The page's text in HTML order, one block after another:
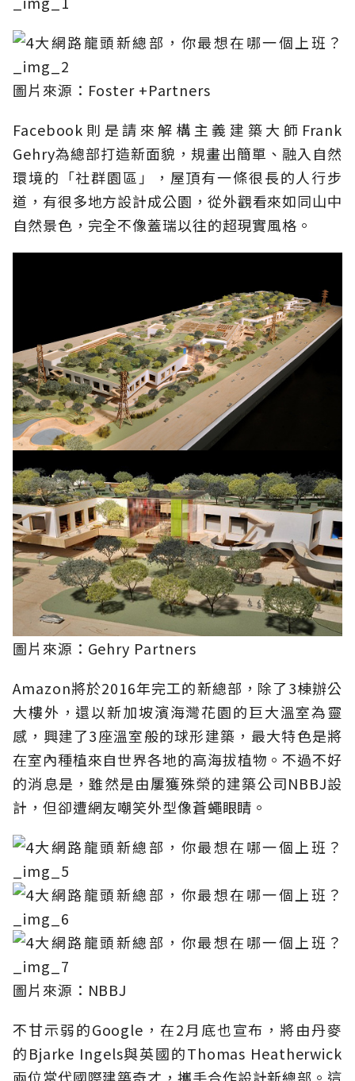
圖片來源：Foster +Partners
Facebook則是請來解構主義建築大師Frank
Gehry為總部打造新面貌，規畫出簡單、融入自然
環境的「社群園區」，屋頂有一條很長的人行步
道，有很多地方設計成公園，從外觀看來如同山中
自然景色，完全不像蓋瑞以往的超現實風格。
圖片來源：Gehry Partners
Amazon將於2016年完工的新總部，除了3棟辦公
大樓外，還以新加坡濱海灣花園的巨大溫室為靈
感，興建了3座溫室般的球形建築，最大特色是將
在室內種植來自世界各地的高海拔植物。不過不好
的消息是，雖然是由屢獲殊榮的建築公司NBBJ設
計，但卻遭網友嘲笑外型像蒼蠅眼睛。
圖片來源：NBBJ
不甘示弱的Google，在2月底也宣布，將由丹麥
的Bjarke Ingels與英國的Thomas Heatherwick
兩位當代國際建築奇才，攜手合作設計新總部。這